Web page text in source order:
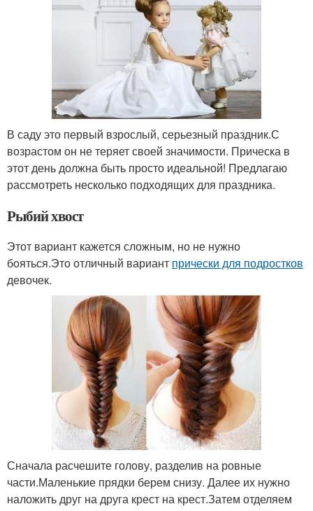
В саду это первый взрослый, серьезный праздник.С
возрастом он не теряет своей значимости. Прическа в
этот день должна быть просто идеальной! Предлагаю
рассмотреть несколько подходящих для праздника.
Рыбий хвост
Этот вариант кажется сложным, но не нужно
бояться.Это отличный вариант прически для подростков
девочек.
Сначала расчешите голову, разделив на ровные
части.Маленькие прядки берем снизу. Далее их нужно
наложить друг на друга крест на крест.Затем отделяем